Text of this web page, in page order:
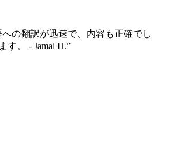
の翻訳が迅速で、内容も正確でし
す。 - Jamal H.”